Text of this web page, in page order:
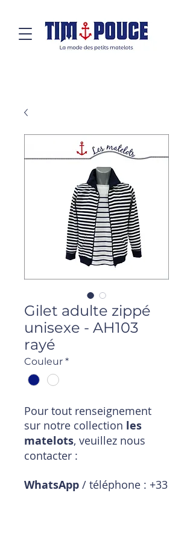
Gilet adulte zippé
unisexe - AH103
rayé
Couleur *
Pour tout renseignement
sur notre collection les
matelots, veuillez nous
contacter :
WhatsApp / téléphone : +33